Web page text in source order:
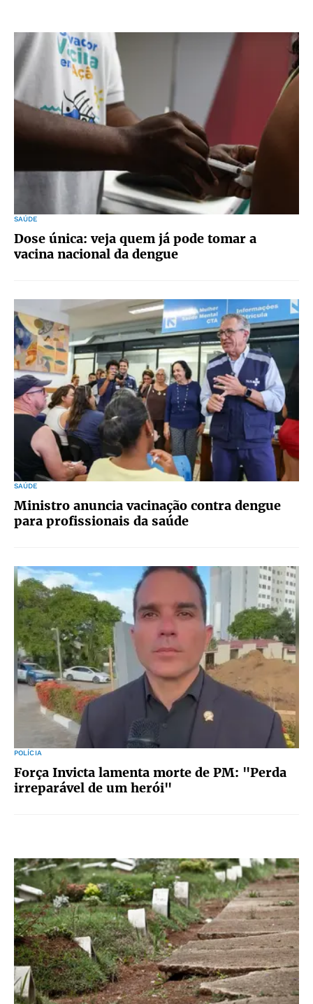
SAÚDE
Dose única: veja quem já pode tomar a
vacina nacional da dengue
SAÚDE
Ministro anuncia vacinação contra dengue
para profissionais da saúde
POLÍCIA
Força Invicta lamenta morte de PM: "Perda
irreparável de um herói"